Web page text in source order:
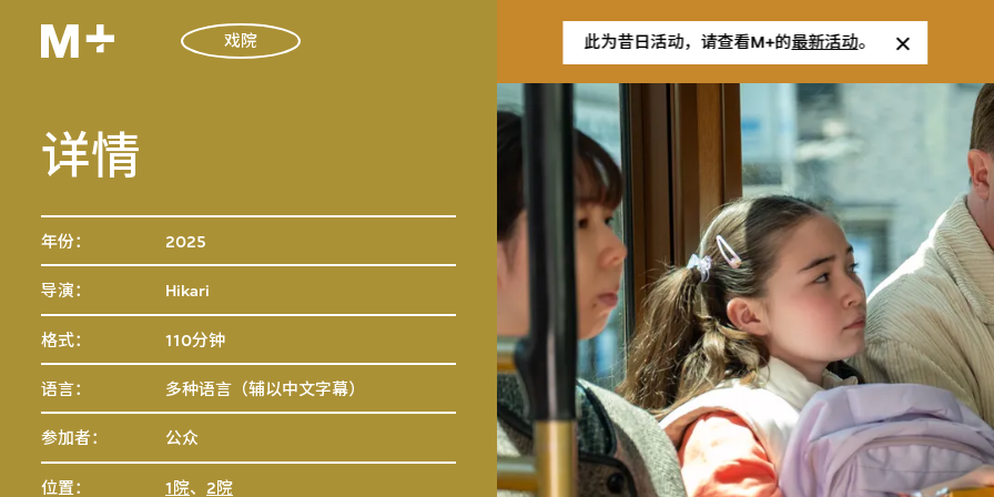
戏院 此为昔日活动，请查看M+的最新活动。
详情
年份： 2025
导演： Hikari
格式： 110分钟
语言： 多种语言（辅以中文字幕）
参加者： 公众
位置： 1院、 2院